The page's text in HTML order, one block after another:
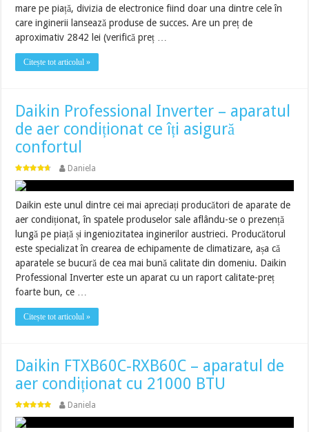
mare pe piață, divizia de electronice fiind doar una dintre cele în
care inginerii lansează produse de succes. Are un preț de
aproximativ 2842 lei (verifică preț …
Citește tot articolul »
Daikin Professional Inverter – aparatul
de aer condiționat ce îți asigură
confortul
Daniela
Daikin este unul dintre cei mai apreciați producători de aparate de
aer condiționat, în spatele produselor sale aflându-se o prezență
lungă pe piață și ingeniozitatea inginerilor austrieci. Producătorul
este specializat în crearea de echipamente de climatizare, așa că
aparatele se bucură de cea mai bună calitate din domeniu. Daikin
Professional Inverter este un aparat cu un raport calitate-preț
foarte bun, ce …
Citește tot articolul »
Daikin FTXB60C-RXB60C – aparatul de
aer condiționat cu 21000 BTU
Daniela